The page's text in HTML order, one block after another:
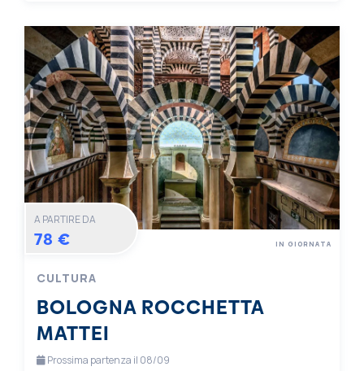
A PARTIRE DA
78 €
CULTURA
BOLOGNA ROCCHETTA
MATTEI
IN GIORNATA
Prossima partenza il 08/09